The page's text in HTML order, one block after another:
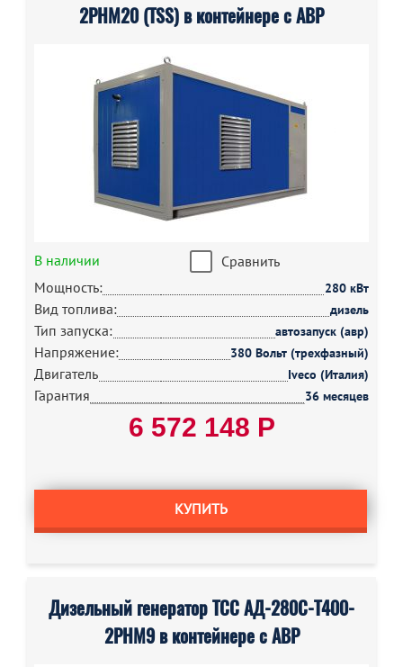
2РНМ20 (TSS) в контейнере с АВР
В наличии
Сравнить
Мощность:
280 кВт
Вид топлива: дизель
Тип запуска: автозапуск (авр)
Напряжение: 380 Вольт (трехфазный)
Двигатель Iveco (Италия)
Гарантия 36 месяцев
6 572 148 Р
КУПИТЬ
Дизельный генератор ТСС АД-280С-Т400-
2РНМ9 в контейнере с АВР